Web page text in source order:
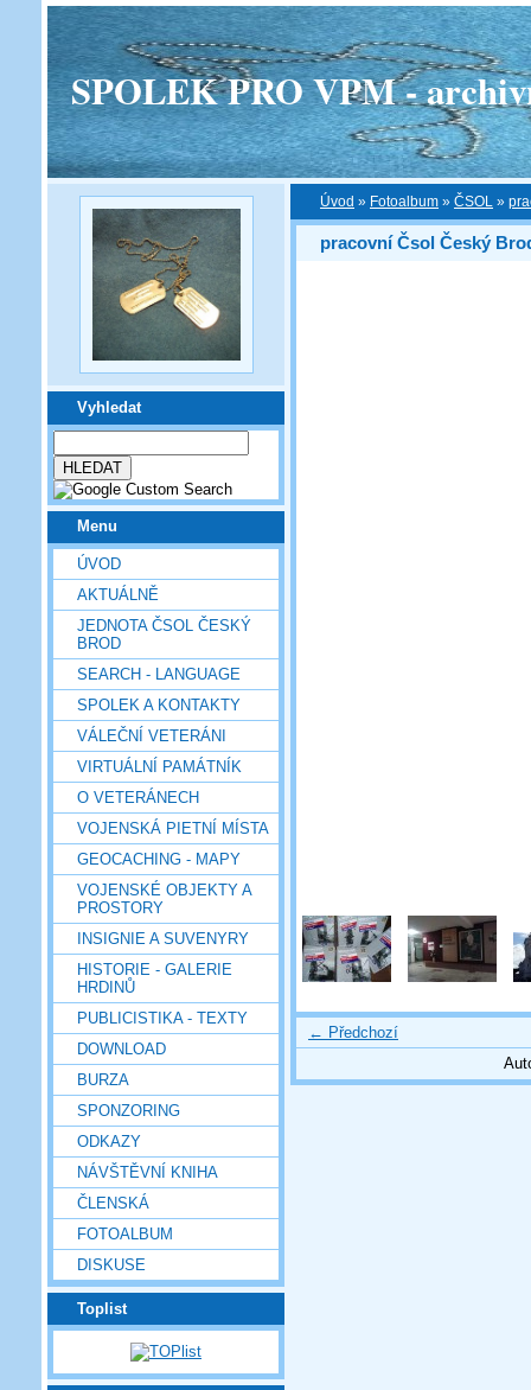
SPOLEK PRO VPM -
Vyhledat
Menu
ÚVOD
AKTUÁLNĚ
JEDNOTA ČSOL ČESKÝ
BROD
SEARCH - LANGUAGE
SPOLEK A KONTAKTY
VÁLEČNÍ VETERÁNI
VIRTUÁLNÍ PAMÁTNÍK
O VETERÁNECH
VOJENSKÁ PIETNÍ MÍSTA
GEOCACHING - MAPY
VOJENSKÉ OBJEKTY A
PROSTORY
INSIGNIE A SUVENYRY
HISTORIE - GALERIE
HRDINŮ
PUBLICISTIKA - TEXTY
DOWNLOAD
BURZA
SPONZORING
ODKAZY
NÁVŠTĚVNÍ KNIHA
ČLENSKÁ
FOTOALBUM
DISKUSE
Toplist
Úvod » Fotoalbum » ČSOL »
pracovní Čsol Český
← Předchozí